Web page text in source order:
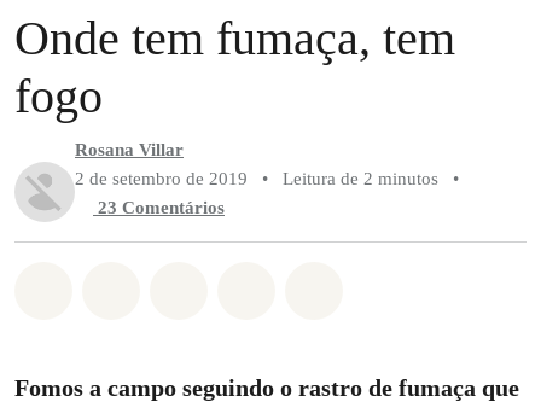
Onde tem fumaça, tem
fogo
Rosana Villar
2 de setembro de 2019
• Leitura de 2 minutos
•
23 Comentários
Fomos a campo seguindo o rastro de fumaça que